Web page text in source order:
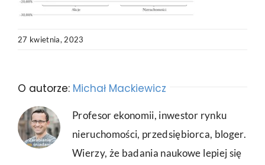
27 kwietnia, 2023
O autorze: Michał Mackiewicz
Profesor ekonomii, inwestor rynku
nieruchomości, przedsiębiorca, bloger.
Wierzy, że badania naukowe lepiej się